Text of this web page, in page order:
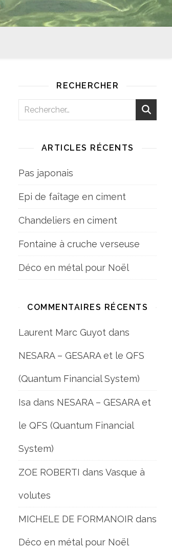
RECHERCHER
ARTICLES RÉCENTS
Pas japonais
Epi de faîtage en ciment
Chandeliers en ciment
Fontaine à cruche verseuse
Déco en métal pour Noël
COMMENTAIRES RÉCENTS
Laurent Marc Guyot dans
NESARA – GESARA et le QFS
(Quantum Financial System)
Isa dans NESARA – GESARA et
le QFS (Quantum Financial
System)
ZOE ROBERTI dans Vasque à
volutes
MICHELE DE FORMANOIR dans
Déco en métal pour Noël